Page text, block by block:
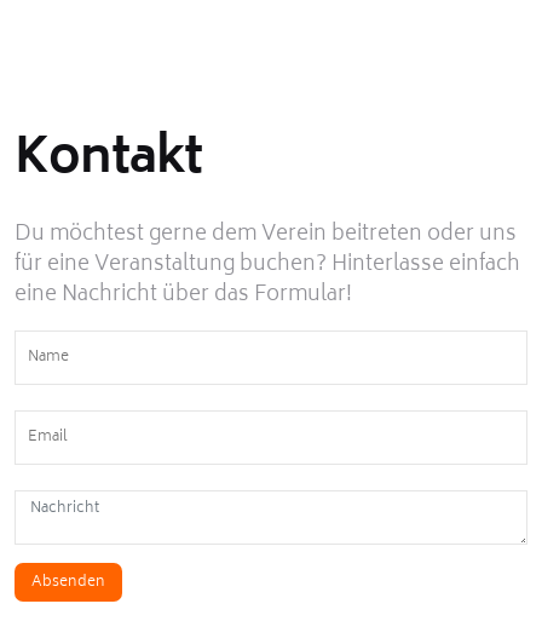
Kontakt
Du möchtest gerne dem Verein beitreten oder uns
für eine Veranstaltung buchen? Hinterlasse einfach
eine Nachricht über das Formular!
Absenden